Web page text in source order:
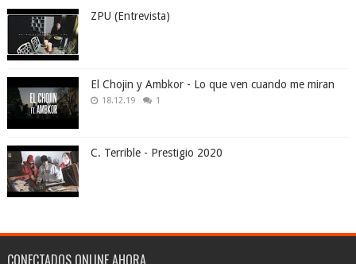
ZPU (Entrevista)
El Chojin y Ambkor - Lo que ven cuando me miran
18.12.19 1
C. Terrible - Prestigio 2020
CONECTADOS ONLINE AHORA